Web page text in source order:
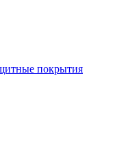
покрытия